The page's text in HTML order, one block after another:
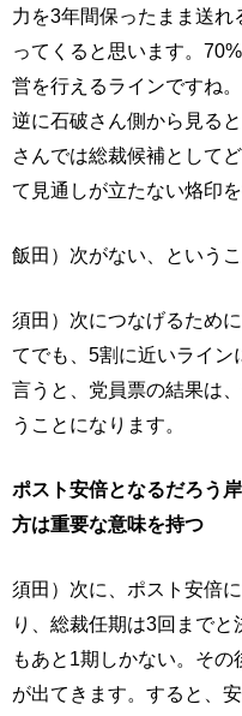
力を3年間保ったまま送れ
ってくると思います。
営を行えるラインですね。
逆に石破さん側から見る
さんでは総裁候補として
て見通しが立たない烙印
飯田）次がない、というこ
須田）次につなげるため
てでも、5割に近いライ
言うと、党員票の結果は
うことになります。
ポスト安倍となるだろう
方は重要な意味を持つ
須田）次に、ポスト安倍
り、総裁任期は3回まで
もあと1期しかない。そ
が出てきます。すると、